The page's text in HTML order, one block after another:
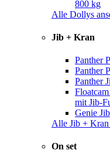
800 kg
Alle Dollys
Jib + Kran
Panther
Panther
Panther
mit Jib-
Genie Jib
Alle Jib + Kran
On set